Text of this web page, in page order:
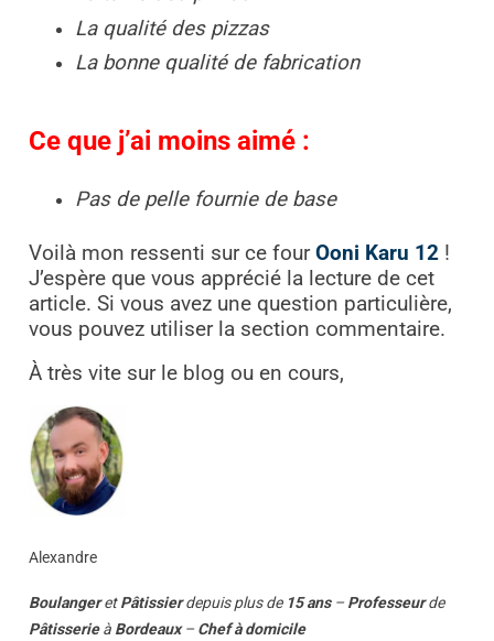
La qualité des pizzas
La bonne qualité de fabrication
Ce que j’ai moins aimé :
Pas de pelle fournie de base
Voilà mon ressenti sur ce fourOoni Karu 12!
J’espère que vous apprécié la lecture de cet
article. Si vous avez une question particulière,
vous pouvez utiliser la section commentaire.
À très vite sur le blog ou en cours,
Alexandre
BoulangeretPâtissierdepuis plus de 15 ans–Professeurde
Pâtisserieà Bordeaux–Chef à domicile